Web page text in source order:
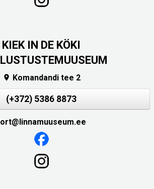
KIEK IN DE KÖKI
 Komandandi tee 2
(+372) 5386 8873